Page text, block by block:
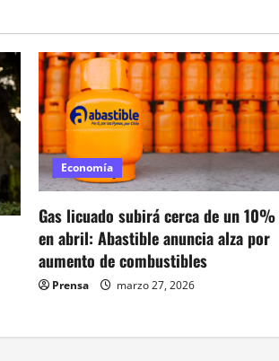
Economía
Gas licuado subirá cerca de un 10%
en abril: Abastible anuncia alza por
aumento de combustibles
Prensa marzo 27, 2026